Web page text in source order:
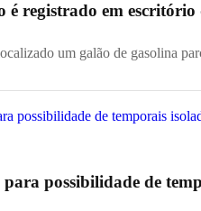
é registrado em escritório
um galão de gasolina
possibilidade de